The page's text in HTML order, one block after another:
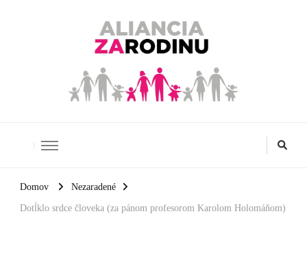
Domov Nezaradené
Dotĺklo srdce človeka (za pánom profesorom Karolom Holomáňom)